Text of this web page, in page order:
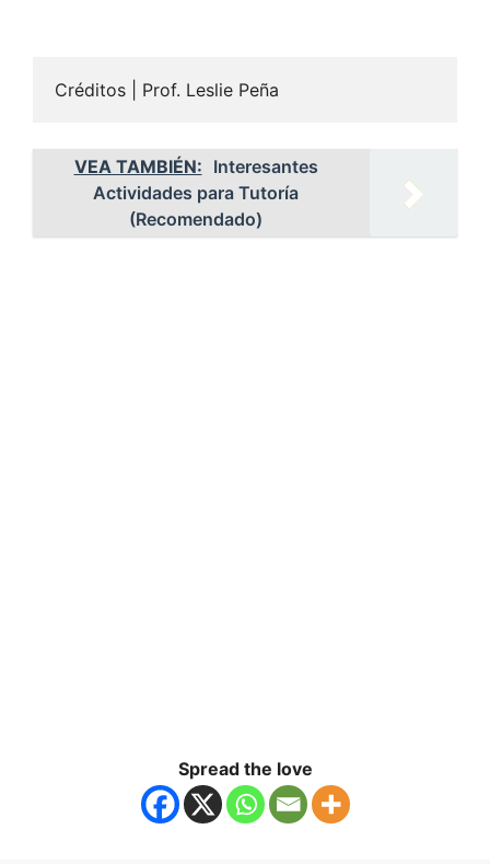
Créditos | Prof. Leslie Peña
VEA TAMBIÉN: Interesantes
Actividades para Tutoría
(Recomendado)
Spread the love